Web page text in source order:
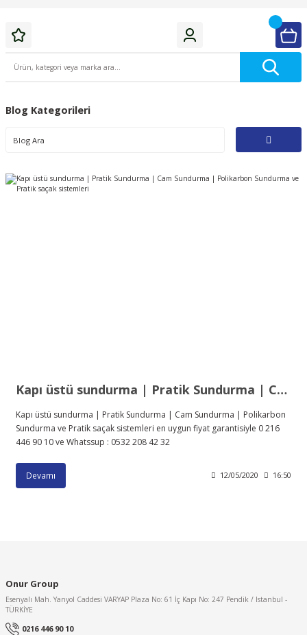
Blog Kategorileri
Kapı üstü sundurma | Pratik Sundurma | Cam Sundurma | Polikarbon Sundurma ve Pratik saçak sistemleri
Kapı üstü sundurma | Pratik Sundurma | Cam Sundurma | Polikarbon
Sundurma ve Pratik saçak sistemleri en uygun fiyat garantisiyle 0 216
446 90 10 ve Whatssup : 0532 208 42 32
Devamı 12/05/2020 16:50
Onur Group
Esenyalı Mah. Yanyol Caddesi VARYAP Plaza No: 61 İç Kapı No: 247 Pendik / Istanbul -
TÜRKİYE
0216 446 90 10